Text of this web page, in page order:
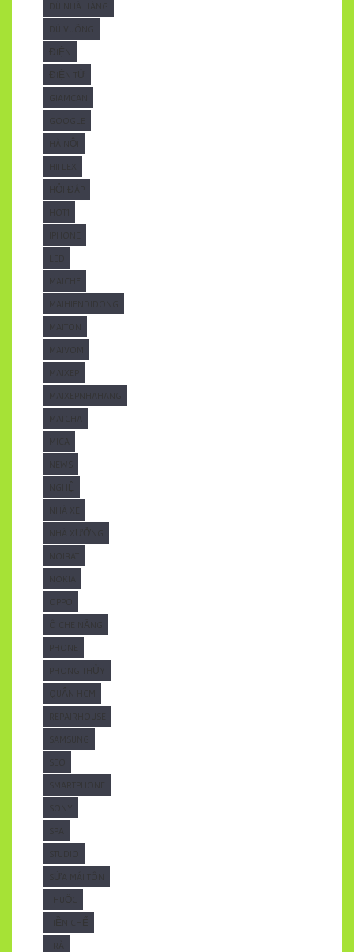
DÙ NHÀ HÀNG
ĐIỆN
ĐIỆN TỬ
GIAMCAN
HÀ NỘI
HỎI ĐÁP
HOT1
MAICHE
MAIHIENDIDONG
MAITON
MAIVOM
MAIXEP
MAIXEPNHAHANG
MATCHA
MICA
NGHỆ
NHÀ XE
NHÀ XƯỞNG
NOIBAT
NOKIA
PHONG THỦY
REPAIRHOUSE
SAMSUNG
SMARTPHONE
SPA
STUDIO
SỬA MÁI TÔN
THUỐC
TIỀN CHẾ
TRÀ